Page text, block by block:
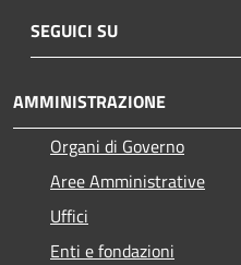
SEGUICI SU
AMMINISTRAZIONE
Organi di Governo
Aree Amministrative
Uffici
Enti e fondazioni